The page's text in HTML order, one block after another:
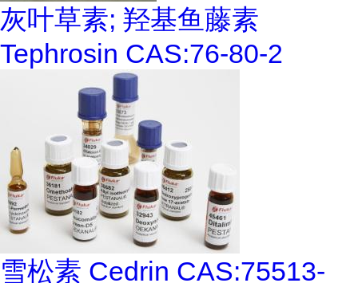
灰叶草素; 羟基鱼藤素
Tephrosin CAS:76-80-2
雪松素 Cedrin CAS:75513-